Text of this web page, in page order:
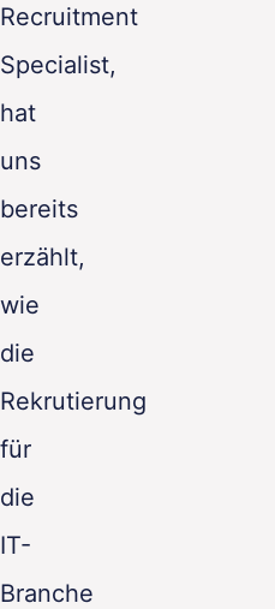
Recruitment
Specialist,
hat
uns
bereits
erzählt,
wie
die
Rekrutierung
für
die
IT-
Branche